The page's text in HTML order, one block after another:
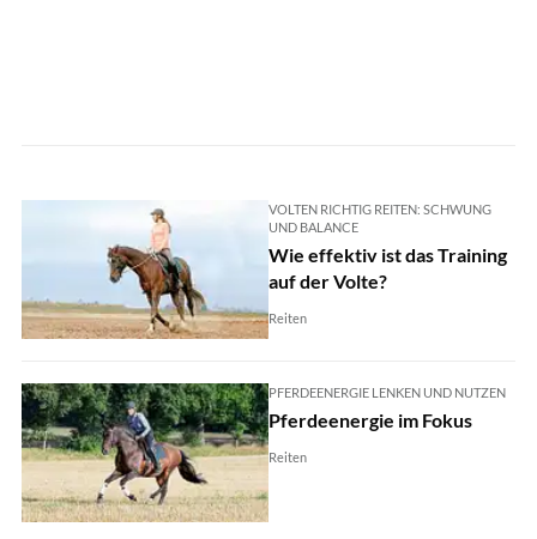
VOLTEN RICHTIG REITEN: SCHWUNG
UND BALANCE
Wie effektiv ist das Training
auf der Volte?
Reiten
PFERDEENERGIE LENKEN UND NUTZEN
Pferdeenergie im Fokus
Reiten